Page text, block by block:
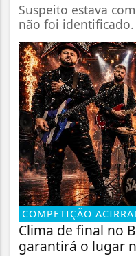
Suspeito estava
não foi identificado.
COMPETIÇÃO
Clima de final no
garantirá o lugar